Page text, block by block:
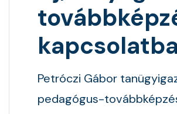
Petróczi Gábor
pedagógus-